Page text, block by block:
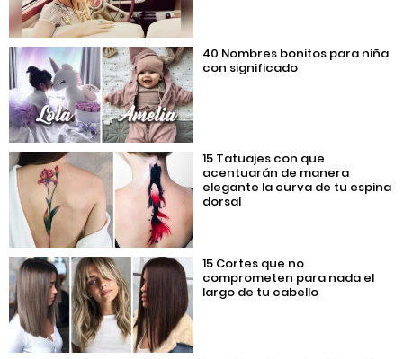
40 Nombres bonitos para niña
con significado
15 Tatuajes con que
acentuarán de manera
elegante la curva de tu espina
dorsal
15 Cortes que no
comprometen para nada el
largo de tu cabello